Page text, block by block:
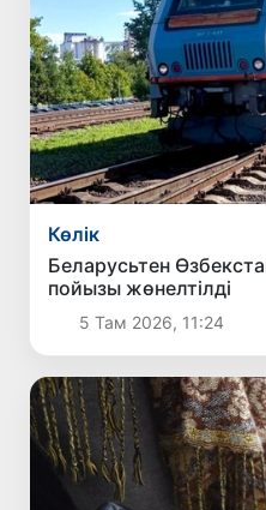
Көлік
Беларусьтен
пойызы жөнелтілді
5 Там 2026, 11:24